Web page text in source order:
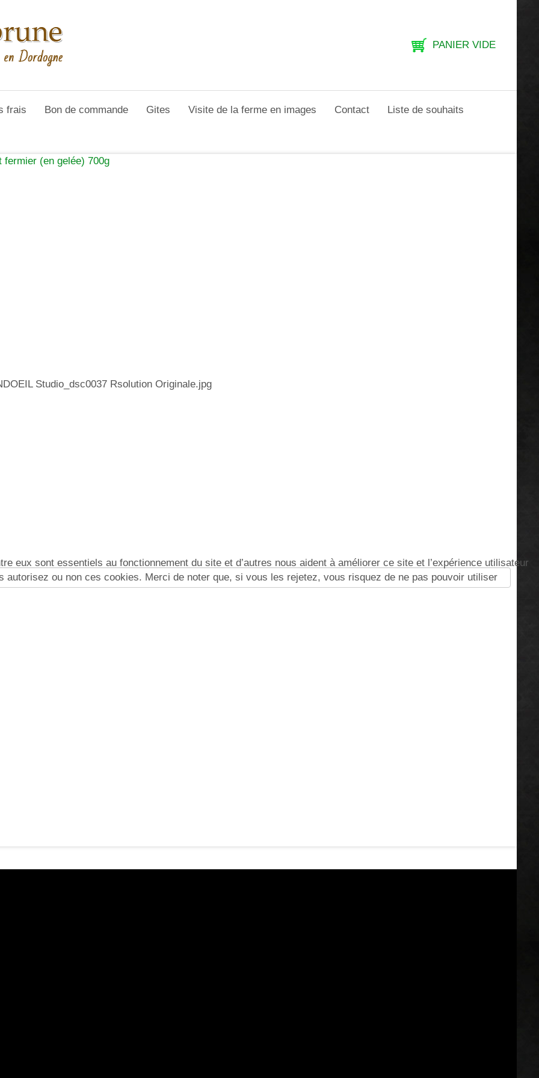
PANIER VIDE
frais Bon de commande Gites Visite de la ferme en images Contact Liste de souhaits
fermier (en gelée) 700g
Studio_dsc0037 Rsolution Originale.jpg
eux sont essentiels au fonctionnement du site et d’autres nous aident à améliorer ce site et l’expérience utilisateur
ou non ces cookies. Merci de noter que, si vous les rejetez, vous risquez de ne pas pouvoir utiliser